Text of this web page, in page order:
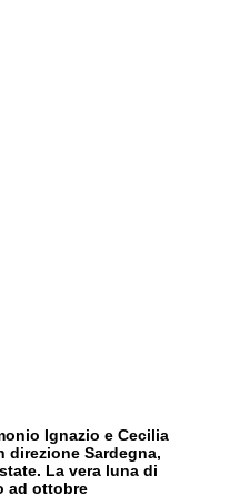
Ignazio e Cecilia
direzione Sardegna,
La vera luna di
ad ottobre